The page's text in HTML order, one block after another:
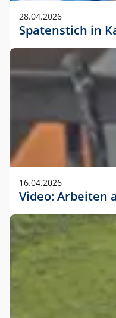
28.04.2026
Spatenstich in
16.04.2026
Video: Arbeiten